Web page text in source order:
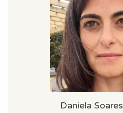
Daniela Soares